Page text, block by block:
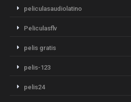
peliculasaudiolatino
Peliculasflv
pelis gratis
pelis-123
pelis24